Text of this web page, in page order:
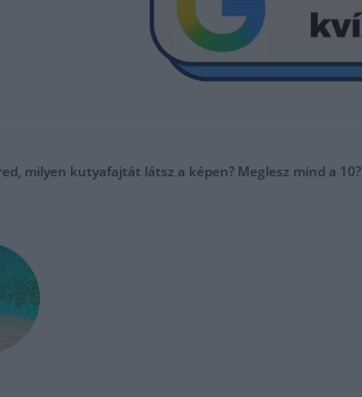
milyen kutyafajtát látsz a képen? Meglesz mind a 10?